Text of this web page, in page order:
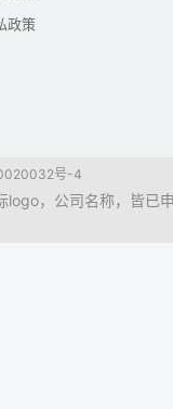
政策
号-4
logo，公司名称，皆已